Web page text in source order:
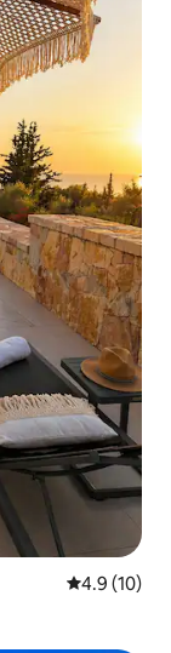
평점 4.9점(5
4.9 (10)